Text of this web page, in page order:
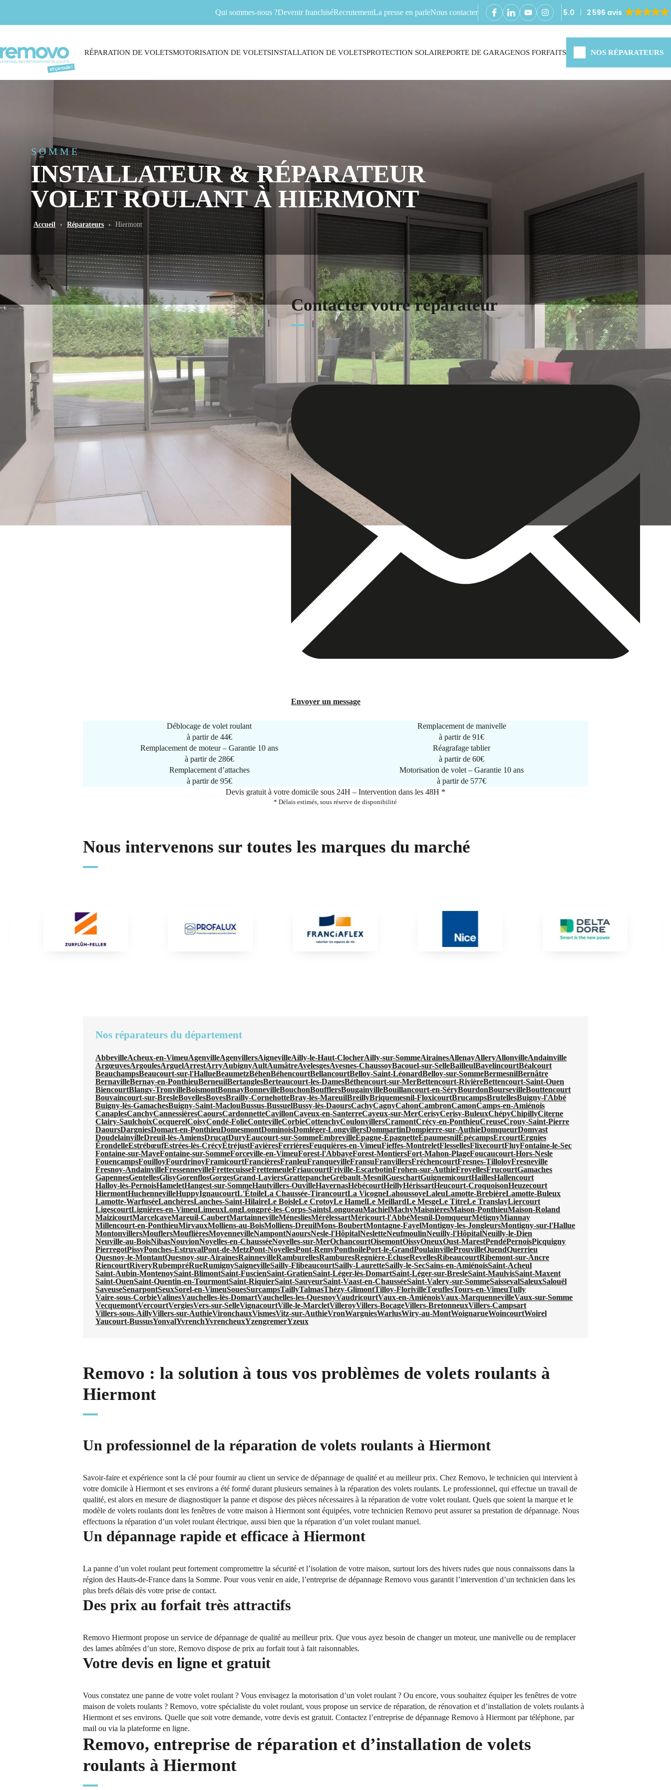
Qui sommes-nous ?Devenir franchiséRecrutementLa presse en parleNous contacter 5.0 2 596 avis
RÉPARATION DE VOLETSMOTORISATION DE VOLETSINSTALLATION DE VOLETSPROTECTION SOLAIREPORTE DE GARAGENOS FORFAITS NOS RÉPARATEURS
SOMME
INSTALLATEUR & RÉPARATEUR
VOLET ROULANT À HIERMONT
Accueil › Réparateurs › Hiermont
-
Contacter votre réparateur
Envoyer un message
Déblocage de volet roulant
à partir de 44€
Remplacement de manivelle
à partir de91€
Remplacement de moteur – Garantie 10 ans
à partir de 286€
Réagrafage tablier
à partir de60€
Remplacement d’attaches
à partir de 95€
Motorisation de volet – Garantie 10 ans
à partir de 577€
Devis gratuit à votre domicile sous 24H – Intervention dans les 48H *
* Délais estimés, sous réserve de disponibilité
Nous intervenons sur toutes les marques du marché
Nos réparateurs du département
AbbevilleAcheux-en-VimeuAgenvilleAgenvillersAignevilleAilly-le-Haut-ClocherAilly-sur-SommeAirainesAllenayAlleryAllonvilleAndainville
ArgœuvesArgoulesArguelArrestArryAubignyAultAumâtreAvelesgesAvesnes-ChaussoyBacouel-sur-SelleBailleulBavelincourtBéalcourt
BeauchampsBeaucourt-sur-l'HallueBeaumetzBéhenBéhencourtBellancourtBelloy-Saint-LéonardBelloy-sur-SommeBermesnilBernâtre
BernavilleBernay-en-PonthieuBerneuilBertanglesBerteaucourt-les-DamesBéthencourt-sur-MerBettencourt-RivièreBettencourt-Saint-Ouen
BiencourtBlangy-TronvilleBoismontBonnayBonnevilleBouchonBoufflersBougainvilleBouillancourt-en-SéryBourdonBoursevilleBouttencourt
Bouvaincourt-sur-BresleBovellesBovesBrailly-CornehotteBray-lès-MareuilBreillyBriquemesnil-FloxicourtBrucampsBrutellesBuigny-l'Abbé
Buigny-lès-GamachesBuigny-Saint-MaclouBussus-BussuelBussy-lès-DaoursCachyCagnyCahonCambronCamonCamps-en-Amiénois
CanaplesCanchyCannessièresCaoursCardonnetteCavillonCayeux-en-SanterreCayeux-sur-MerCerisyCerisy-BuleuxChépyChipillyCiterne
Clairy-SaulchoixCocquerelCoisyCondé-FolieContevilleCorbieCottenchyCoulonvillersCramontCrécy-en-PonthieuCreuseCrouy-Saint-Pierre
DaoursDargniesDomart-en-PonthieuDomesmontDominoisDomléger-LongvillersDommartinDompierre-sur-AuthieDomqueurDomvast
DoudelainvilleDreuil-lès-AmiensDrucatDuryEaucourt-sur-SommeEmbrevilleÉpagne-ÉpagnetteÉpaumesnilÉpécampsErcourtErgnies
ÉrondelleEstrébœufEstrées-lès-CrécyÉtréjustFavièresFerrièresFeuquières-en-VimeuFieffes-MontreletFlessellesFlixecourtFluyFontaine-le-Sec
Fontaine-sur-MayeFontaine-sur-SommeForceville-en-VimeuForest-l'AbbayeForest-MontiersFort-Mahon-PlageFoucaucourt-Hors-Nesle
FouencampsFouilloyFourdrinoyFramicourtFrancièresFranleuFranquevilleFransuFranvillersFréchencourtFresnes-TilloloyFresneville
Fresnoy-AndainvilleFressennevilleFrettecuisseFrettemeuleFriaucourtFriville-EscarbotinFrohen-sur-AuthieFroyellesFrucourtGamaches
GapennesGentellesGlisyGorenflosGorgesGrand-LaviersGrattepancheGrébault-MesnilGueschartGuignemicourtHaillesHallencourt
Halloy-lès-PernoisHameletHangest-sur-SommeHautvillers-OuvilleHavernasHébécourtHeillyHérissartHeucourt-CroquoisonHeuzecourt
HiermontHuchennevilleHuppyIgnaucourtL'ÉtoileLa Chaussée-TirancourtLa VicogneLahoussoyeLaleuLamotte-BrebièreLamotte-Buleux
Lamotte-WarfuséeLanchèresLanches-Saint-HilaireLe BoisleLe CrotoyLe HamelLe MeillardLe MesgeLe TitreLe TranslayLiercourt
LigescourtLignières-en-VimeuLimeuxLongLongpré-les-Corps-SaintsLongueauMachielMachyMaisnièresMaison-PonthieuMaison-Roland
MaizicourtMarcelcaveMareuil-CaubertMartainnevilleMénesliesMérélessartMéricourt-l'AbbéMesnil-DomqueurMétignyMiannay
Millencourt-en-PonthieuMirvauxMolliens-au-BoisMolliens-DreuilMons-BoubertMontagne-FayelMontigny-les-JongleursMontigny-sur-l'Hallue
MontonvillersMouflersMouflièresMoyennevilleNampontNaoursNesle-l'HôpitalNesletteNeufmoulinNeuilly-l'HôpitalNeuilly-le-Dien
Neuville-au-BoisNibasNouvionNoyelles-en-ChausséeNoyelles-sur-MerOchancourtOisemontOissyOneuxOust-MarestPendéPernoisPicquigny
PierregotPissyPonches-EstruvalPont-de-MetzPont-NoyellesPont-RemyPonthoilePort-le-GrandPoulainvilleProuvilleQuendQuerrieu
Quesnoy-le-MontantQuesnoy-sur-AirainesRainnevilleRamburellesRamburesRegnière-ÉcluseRevellesRibeaucourtRibemont-sur-Ancre
RiencourtRiveryRubempréRueRumignySaignevilleSailly-FlibeaucourtSailly-LauretteSailly-le-SecSains-en-AmiénoisSaint-Acheul
Saint-Aubin-MontenoySaint-BlimontSaint-FuscienSaint-GratienSaint-Léger-lès-DomartSaint-Léger-sur-BresleSaint-MaulvisSaint-Maxent
Saint-OuenSaint-Quentin-en-TourmontSaint-RiquierSaint-SauveurSaint-Vaast-en-ChausséeSaint-Valery-sur-SommeSaissevalSaleuxSalouël
SaveuseSenarpontSeuxSorel-en-VimeuSouesSurcampsTaillyTalmasThézy-GlimontTilloy-FlorivilleTœuflesTours-en-VimeuTully
Vaire-sous-CorbieValinesVauchelles-lès-DomartVauchelles-les-QuesnoyVaudricourtVaux-en-AmiénoisVaux-MarquennevilleVaux-sur-Somme
VecquemontVercourtVergiesVers-sur-SelleVignacourtVille-le-MarcletVilleroyVillers-BocageVillers-BretonneuxVillers-Campsart
Villers-sous-AillyVillers-sur-AuthieVironchauxVismesVitz-sur-AuthieVronWargniesWarlusWiry-au-MontWoignarueWoincourtWoirel
Yaucourt-BussusYonvalYvrenchYvrencheuxYzengremerYzeux
Removo : la solution à tous vos problèmes de volets roulants à
Hiermont
Un professionnel de la réparation de volets roulants à Hiermont
Savoir-faire et expérience sont la clé pour fournir au client un service de dépannage de qualité et au meilleur prix. Chez Removo, le technicien qui intervient à
votre domicile à Hiermont et ses environs a été formé durant plusieurs semaines à la réparation des volets roulants. Le professionnel, qui effectue un travail de
qualité, est alors en mesure de diagnostiquer la panne et dispose des pièces nécessaires à la réparation de votre volet roulant. Quels que soient la marque et le
modèle de volets roulants dont les fenêtres de votre maison à Hiermont sont équipées, votre technicien Removo peut assurer sa prestation de dépannage. Nous
effectuons la réparation d’un volet roulant électrique, aussi bien que la réparation d’un volet roulant manuel.
Un dépannage rapide et efficace à Hiermont
La panne d’un volet roulant peut fortement compromettre la sécurité et l’isolation de votre maison, surtout lors des hivers rudes que nous connaissons dans la
région des Hauts-de-France dans la Somme. Pour vous venir en aide, l’entreprise de dépannage Removo vous garantit l’intervention d’un technicien dans les
plus brefs délais dès votre prise de contact.
Des prix au forfait très attractifs
Removo Hiermont propose un service de dépannage de qualité au meilleur prix. Que vous ayez besoin de changer un moteur, une manivelle ou de remplacer
des lames abîmées d’un store, Removo dispose de prix au forfait tout à fait raisonnables.
Votre devis en ligne et gratuit
Vous constatez une panne de votre volet roulant ? Vous envisagez la motorisation d’un volet roulant ? Ou encore, vous souhaitez équiper les fenêtres de votre
maison de volets roulants ? Removo, votre spécialiste du volet roulant, vous propose un service de réparation, de rénovation et d’installation de volets roulants à
Hiermont et ses environs. Quelle que soit votre demande, votre devis est gratuit. Contactez l’entreprise de dépannage Removo à Hiermont par téléphone, par
mail ou via la plateforme en ligne.
Removo, entreprise de réparation et d’installation de volets
roulants à Hiermont